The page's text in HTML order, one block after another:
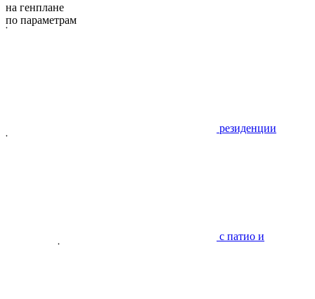
на генплане
по параметрам
резиденции
с патио и